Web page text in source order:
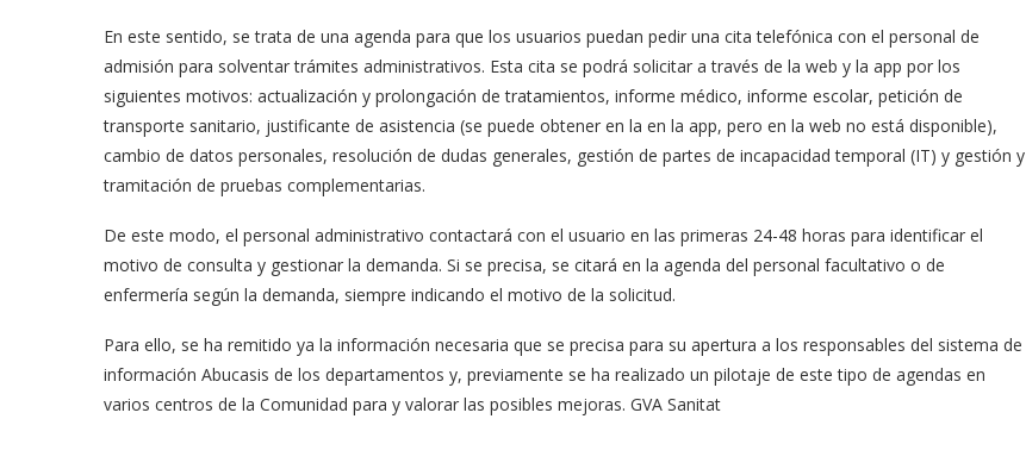
En este sentido, se trata de una agenda para que los usuarios puedan pedir una cita telefónica con el personal de
admisión para solventar trámites administrativos. Esta cita se podrá solicitar a través de la web y la app por los
siguientes motivos: actualización y prolongación de tratamientos, informe médico, informe escolar, petición de
transporte sanitario, justificante de asistencia (se puede obtener en la en la app, pero en la web no está disponible),
cambio de datos personales, resolución de dudas generales, gestión de partes de incapacidad temporal (IT) y gestión y
tramitación de pruebas complementarias.
De este modo, el personal administrativo contactará con el usuario en las primeras 24-48 horas para identificar el
motivo de consulta y gestionar la demanda. Si se precisa, se citará en la agenda del personal facultativo o de
enfermería según la demanda, siempre indicando el motivo de la solicitud.
Para ello, se ha remitido ya la información necesaria que se precisa para su apertura a los responsables del sistema de
información Abucasis de los departamentos y, previamente se ha realizado un pilotaje de este tipo de agendas en
varios centros de la Comunidad para y valorar las posibles mejoras. GVA Sanitat